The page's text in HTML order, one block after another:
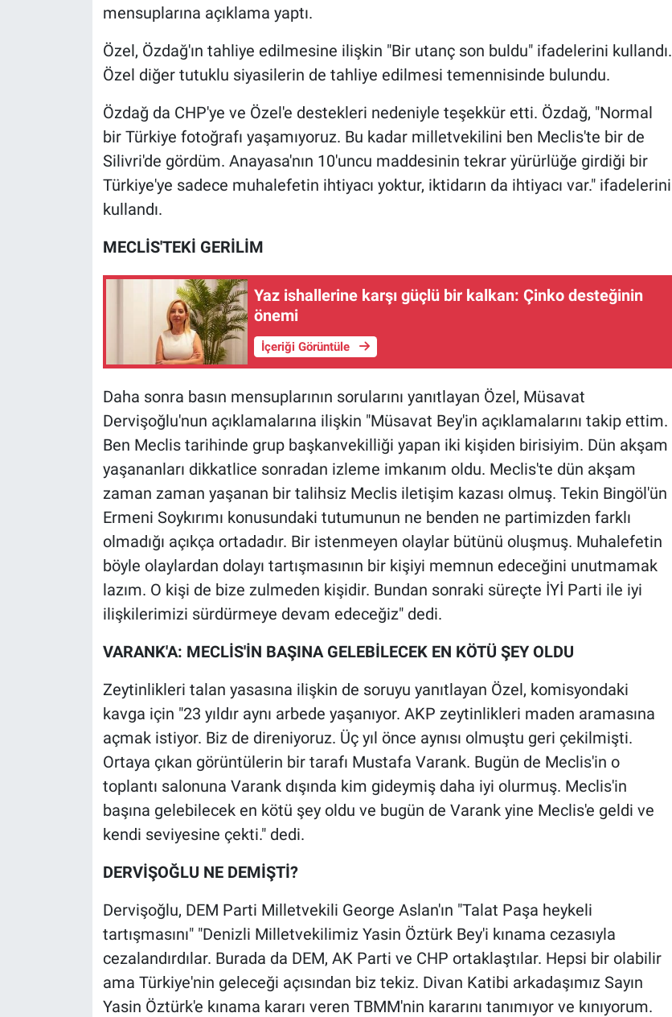
mensuplarına açıklama yaptı.
Özel, Özdağ'ın tahliye edilmesine ilişkin "Bir utanç son buldu" ifadelerini kullandı.
Özel diğer tutuklu siyasilerin de tahliye edilmesi temennisinde bulundu.
Özdağ da CHP'ye ve Özel'e destekleri nedeniyle teşekkür etti. Özdağ, "Normal
bir Türkiye fotoğrafı yaşamıyoruz. Bu kadar milletvekilini ben Meclis'te bir de
Silivri'de gördüm. Anayasa'nın 10'uncu maddesinin tekrar yürürlüğe girdiği bir
Türkiye'ye sadece muhalefetin ihtiyacı yoktur, iktidarın da ihtiyacı var." ifadelerini
kullandı.
MECLİS'TEKİ GERİLİM
Yaz ishallerine karşı güçlü bir kalkan: Çinko desteğinin
önemi
İçeriği Görüntüle
Daha sonra basın mensuplarının sorularını yanıtlayan Özel, Müsavat
Dervişoğlu'nun açıklamalarına ilişkin "Müsavat Bey'in açıklamalarını takip ettim.
Ben Meclis tarihinde grup başkanvekilliği yapan iki kişiden birisiyim. Dün akşam
yaşananları dikkatlice sonradan izleme imkanım oldu. Meclis'te dün akşam
zaman zaman yaşanan bir talihsiz Meclis iletişim kazası olmuş. Tekin Bingöl'ün
Ermeni Soykırımı konusundaki tutumunun ne benden ne partimizden farklı
olmadığı açıkça ortadadır. Bir istenmeyen olaylar bütünü oluşmuş. Muhalefetin
böyle olaylardan dolayı tartışmasının bir kişiyi memnun edeceğini unutmamak
lazım. O kişi de bize zulmeden kişidir. Bundan sonraki süreçte İYİ Parti ile iyi
ilişkilerimizi sürdürmeye devam edeceğiz" dedi.
VARANK'A: MECLİS'İN BAŞINA GELEBİLECEK EN KÖTÜ ŞEY OLDU
Zeytinlikleri talan yasasına ilişkin de soruyu yanıtlayan Özel, komisyondaki
kavga için "23 yıldır aynı arbede yaşanıyor. AKP zeytinlikleri maden aramasına
açmak istiyor. Biz de direniyoruz. Üç yıl önce aynısı olmuştu geri çekilmişti.
Ortaya çıkan görüntülerin bir tarafı Mustafa Varank. Bugün de Meclis'in o
toplantı salonuna Varank dışında kim gideymiş daha iyi olurmuş. Meclis'in
başına gelebilecek en kötü şey oldu ve bugün de Varank yine Meclis'e geldi ve
kendi seviyesine çekti." dedi.
DERVİŞOĞLU NE DEMİŞTİ?
Dervişoğlu, DEM Parti Milletvekili George Aslan'ın "Talat Paşa heykeli
tartışmasını" "Denizli Milletvekilimiz Yasin Öztürk Bey'i kınama cezasıyla
cezalandırdılar. Burada da DEM, AK Parti ve CHP ortaklaştılar. Hepsi bir olabilir
ama Türkiye'nin geleceği açısından biz tekiz. Divan Katibi arkadaşımız Sayın
Yasin Öztürk'e kınama kararı veren TBMM'nin kararını tanımıyor ve kınıyorum.
Koronavirüs
Kültür Sanat
Ne demişti
Programlar
Teknoloji
Türkiye'nin Geleceği
Türkiye'nin Gündemi
Yerel Gündem
Yerel Yaşam
Canlı Yayın